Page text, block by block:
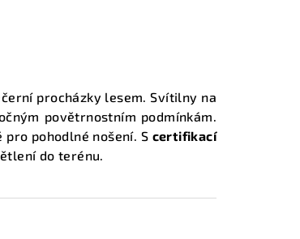
procházky lesem. Svítilny na
povětrnostním podmínkám.
pohodlné nošení. S certifikací
do terénu.